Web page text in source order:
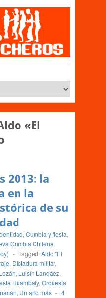
«El
2013: la
en la
de su
, Cumbia y fiesta,
Cumbia Chilena,
- Tagged:Aldo "El
, Dictadura militar,
, Luisín Landáez,
Huambaly, Orquesta
, Un año más - 4